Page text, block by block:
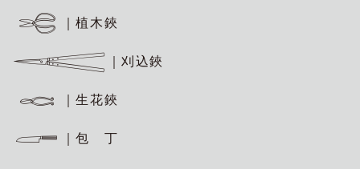
｜植木鋏
｜刈込鋏
｜生花鋏
｜包 丁